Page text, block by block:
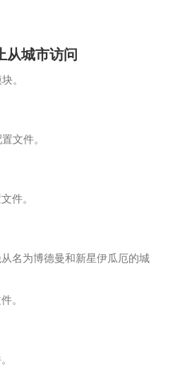
从城市访问
。
文件。
件。
名为博德曼和新星伊瓜厄的城
。